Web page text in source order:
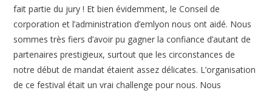
fait partie du jury ! Et bien évidemment, le Conseil de
corporation et l’administration d’emlyon nous ont aidé. Nous
sommes très fiers d’avoir pu gagner la confiance d’autant de
partenaires prestigieux, surtout que les circonstances de
notre début de mandat étaient assez délicates. L’organisation
de ce festival était un vrai challenge pour nous. Nous